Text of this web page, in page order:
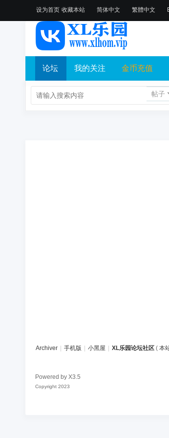
设为首页 收藏本站 简体中文 繁體中文
论坛 我的关注 金币充值
帖子
Archiver 手机版 小黑屋 XL乐园论坛社区 ( 本
Powered by X3.5
Copyright 2023